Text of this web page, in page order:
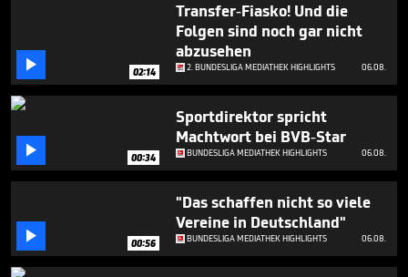
 02:14
Transfer-Fiasko! Und die
Folgen sind noch gar nicht
abzusehen
2. BUNDESLIGA MEDIATHEK HIGHLIGHTS 06.08.
 00:34
Sportdirektor spricht
Machtwort bei BVB-Star
BUNDESLIGA MEDIATHEK HIGHLIGHTS 06.08.
 00:56
"Das schaffen nicht so viele
Vereine in Deutschland"
BUNDESLIGA MEDIATHEK HIGHLIGHTS 06.08.